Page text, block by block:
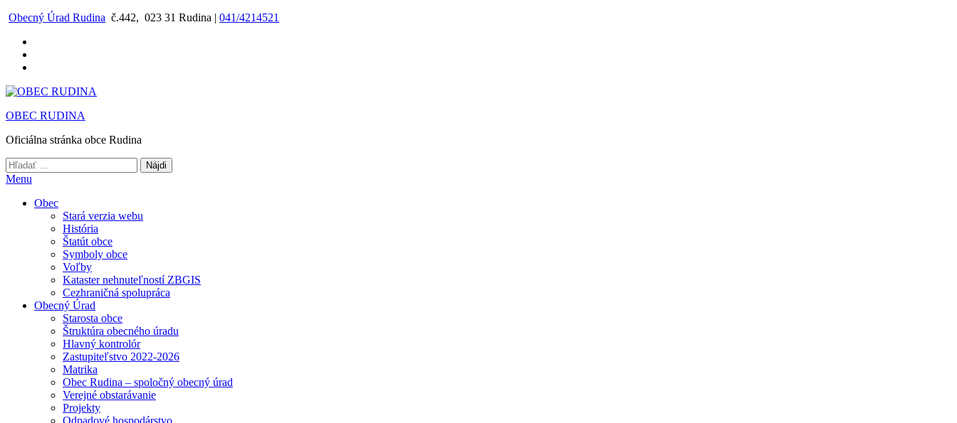
Preskočiť
obsah
Obecný Úrad Rudina č.442, 023 31 Rudina | 041/4214521
OBEC RUDINA
Oficiálna stránka obce Rudina
Hľadať:
Menu
Obec
Stará verzia webu
História
Štatút obce
Symboly obce
Voľby
Kataster nehnuteľností ZBGIS
Cezhraničná spolupráca
Obecný Úrad
Starosta obce
Štruktúra obecného úradu
Hlavný kontrolór
Zastupiteľstvo 2022-2026
Matrika
Obec Rudina – spoločný obecný úrad
Verejné obstarávanie
Projekty
Odpadové hospodárstvo